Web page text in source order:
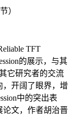
）
TFT
的展示，与其
它研究者的交流
，开阔了眼界，增
中的突出表
文，作者胡治晋